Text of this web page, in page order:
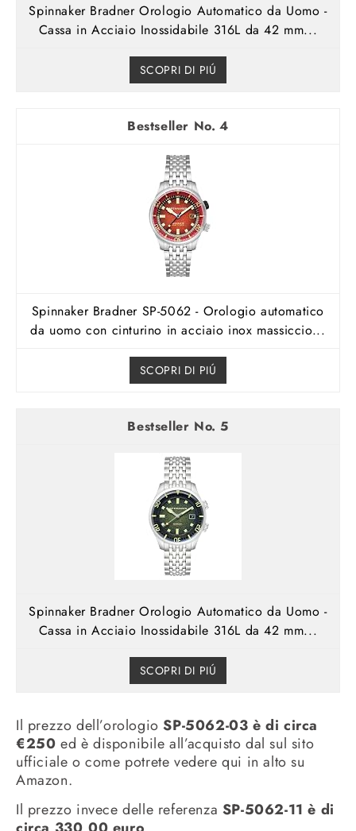
Spinnaker Bradner Orologio Automatico da Uomo -
Cassa in Acciaio Inossidabile 316L da 42 mm...
SCOPRI DI PIÚ
4
Spinnaker Bradner SP-5062 - Orologio automatico
da uomo con cinturino in acciaio inox massiccio...
SCOPRI DI PIÚ
5
Spinnaker Bradner Orologio Automatico da Uomo -
Cassa in Acciaio Inossidabile 316L da 42 mm...
SCOPRI DI PIÚ
Il prezzo dell’orologioSP-5062-03 è di circa
€250 ed è disponibile all’acquisto dal sul sito
ufficiale o come potrete vedere qui in alto su
Amazon.
Il prezzo invece delle referenza SP-5062-11 è di